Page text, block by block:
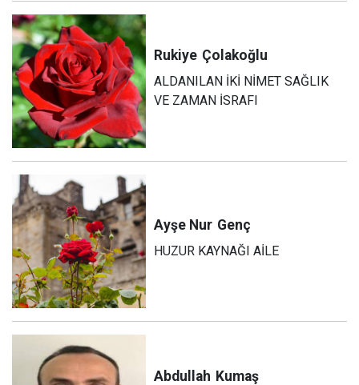
Rukiye Çolakoğlu
ALDANILAN İKİ NİMET SAĞLIK
VE ZAMAN İSRAFI
Ayşe Nur Genç
HUZUR KAYNAĞI AİLE
Abdullah Kumaş